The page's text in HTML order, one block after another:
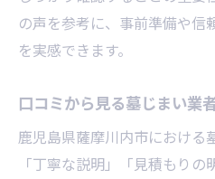
の声を参考に、事前準備や信
を実感できます。
口コミから見る墓じまい業
鹿児島県薩摩川内市における
「丁寧な説明」「見積もり